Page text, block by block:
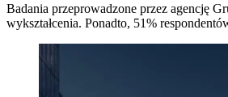
Badania przeprowadzone przez agencję
wykształcenia. Ponadto, 51%